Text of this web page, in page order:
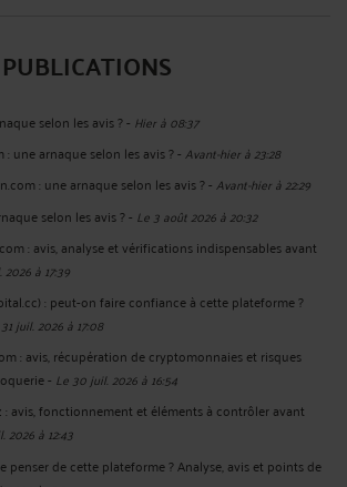
selon les avis ?- Hier à 08:37
une arnaque selon les avis ?-Avant-hier à 23:28
: une arnaque selon les avis ?-Avant-hier à 22:29
selon les avis ?- Le 3 août 2026 à 20:32
: avis, analyse et vérifications indispensables avant
à 17:39
: peut-on faire confiance à cette plateforme ?
juil. 2026 à 17:08
: avis, récupération de cryptomonnaies et risques
- Le 30 juil. 2026 à 16:54
: avis, fonctionnement et éléments à contrôler avant
2026 à 12:43
penser de cette plateforme ? Analyse, avis et points de